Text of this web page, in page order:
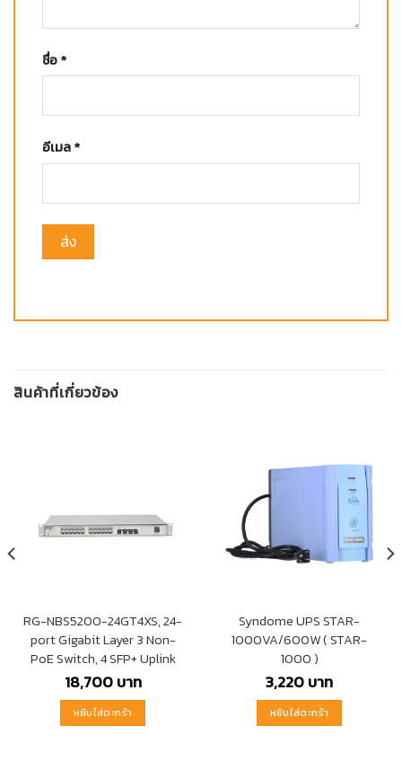
ชื่อ*
อีเมล*
สินค้าที่เกี่ยวข้อง
RG-NBS5200-24GT4XS, 24-
port Gigabit Layer 3 Non-
PoE Switch, 4 SFP+ Uplink
18,700บาท
หยิบใส่ตะกร้า
Syndome UPS STAR-
1000VA/600W ( STAR-
1000 )
3,220บาท
หยิบใส่ตะกร้า